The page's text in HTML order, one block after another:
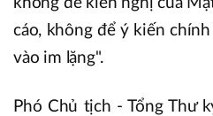
cáo, không để ý kiến
vào im lặng".
Phó Chủ tịch - Tổng Thư